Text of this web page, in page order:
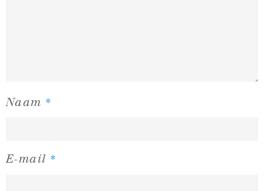
Naam *
E-mail *